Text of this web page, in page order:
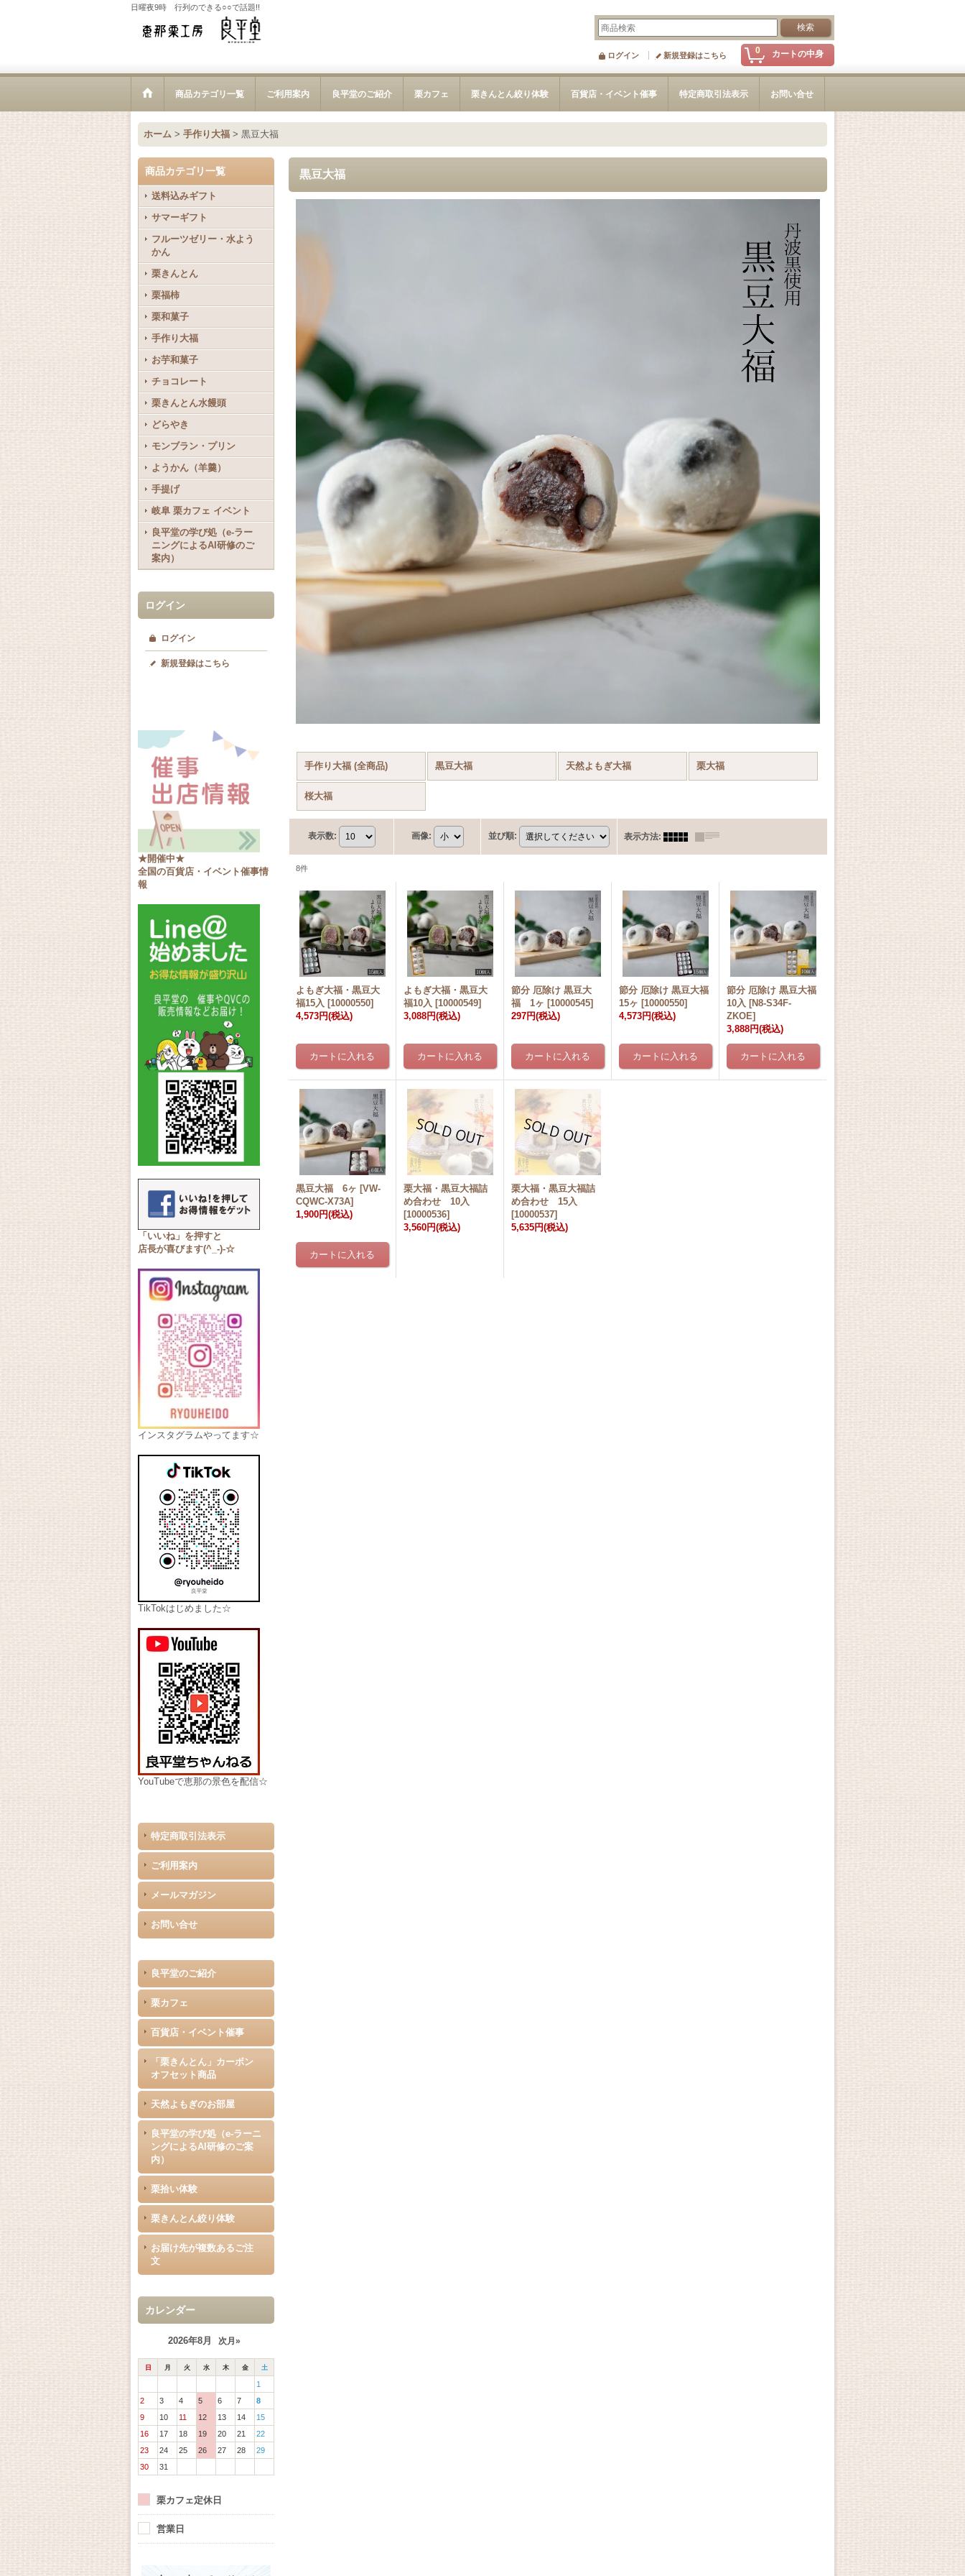
日曜夜9時 行列のできる○○で話題!!
0 カートの中身
ログイン 新規登録はこちら
商品カテゴリ一覧 ご利用案内 良平堂のご紹介 栗カフェ 栗きんとん絞り体験 百貨店・イベント催事 特定商取引法表示 お問い合せ
ホーム > 手作り大福 > 黒豆大福
商品カテゴリ一覧
送料込みギフト
サマーギフト
フルーツゼリー・水よう
かん
栗きんとん
栗福柿
栗和菓子
手作り大福
お芋和菓子
チョコレート
栗きんとん水饅頭
どらやき
モンブラン・プリン
ようかん（羊羹）
手提げ
岐阜 栗カフェ イベント
良平堂の学び処（e-ラー
ニングによるAI研修のご
案内）
ログイン
ログイン
新規登録はこちら
★開催中★
全国の百貨店・イベント催事情
報
「いいね」を押すと
店長が喜びます(^_-)-☆
インスタグラムやってます☆
TikTokはじめました☆
YouTubeで恵那の景色を配信☆
特定商取引法表示
ご利用案内
メールマガジン
お問い合せ
良平堂のご紹介
栗カフェ
百貨店・イベント催事
「栗きんとん」カーボン
オフセット商品
天然よもぎのお部屋
良平堂の学び処（e-ラーニ
ングによるAI研修のご案
内）
栗拾い体験
栗きんとん絞り体験
お届け先が複数あるご注
文
カレンダー
2026年8月 次月»
日 月 火 水 木 金 土
1
2
3 4 5 6 7
8
9
10 11 12 13 14
15
16
17 18 19 20 21
22
23
24 25 26 27 28
29
30
31
栗カフェ定休日
営業日
黒豆大福
手作り大福 (全商品) 黒豆大福 天然よもぎ大福 栗大福
桜大福
表示数: 画像: 並び順: 表示方法:
8件
よもぎ大福・黒豆大
福15入 [10000550]
4,573円(税込)
よもぎ大福・黒豆大
福10入 [10000549]
3,088円(税込)
節分 厄除け 黒豆大
福 1ヶ [10000545]
297円(税込)
節分 厄除け 黒豆大福
15ヶ [10000550]
4,573円(税込)
節分 厄除け 黒豆大福
10入 [N8-S34F-
ZKOE]
3,888円(税込)
黒豆大福 6ヶ [VW-
CQWC-X73A]
1,900円(税込)
栗大福・黒豆大福詰
め合わせ 10入
[10000536]
3,560円(税込)
栗大福・黒豆大福詰
め合わせ 15入
[10000537]
5,635円(税込)